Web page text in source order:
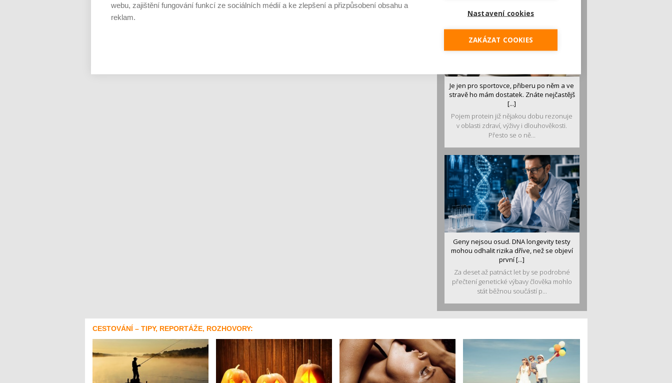
Je jen pro sportovce, přiberu po něm a ve
stravě ho mám dostatek. Znáte nejčastějš
[...]
Pojem protein již nějakou dobu rezonuje
v oblasti zdraví, výživy i dlouhověkosti.
Přesto se o ně...
Geny nejsou osud. DNA longevity testy
mohou odhalit rizika dříve, než se objeví
první [...]
Za deset až patnáct let by se podrobné
přečtení genetické výbavy člověka mohlo
stát běžnou součástí p...
CESTOVÁNÍ – TIPY, REPORTÁŽE, ROZHOVORY:
webu, zajištění fungování funkcí ze sociálních médií a ke zlepšení a přizpůsobení obsahu a
reklam.
Nastavení cookies
ZAKÁZAT COOKIES